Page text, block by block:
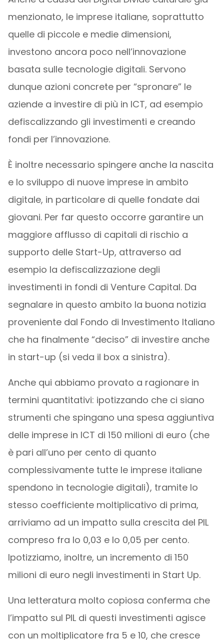
menzionato, le imprese italiane, soprattutto
quelle di piccole e medie dimensioni,
investono ancora poco nell’innovazione
basata sulle tecnologie digitali. Servono
dunque azioni concrete per “spronare” le
aziende a investire di più in ICT, ad esempio
defiscalizzando gli investimenti e creando
fondi per l’innovazione.
È inoltre necessario spingere anche la nascita
e lo sviluppo di nuove imprese in ambito
digitale, in particolare di quelle fondate dai
giovani. Per far questo occorre garantire un
maggiore afflusso di capitali di rischio a
supporto delle Start-Up, attraverso ad
esempio la defiscalizzazione degli
investimenti in fondi di Venture Capital. Da
segnalare in questo ambito la buona notizia
proveniente dal Fondo di Investimento Italiano
che ha finalmente “deciso” di investire anche
in start-up (si veda il box a sinistra).
Anche qui abbiamo provato a ragionare in
termini quantitativi: ipotizzando che ci siano
strumenti che spingano una spesa aggiuntiva
delle imprese in ICT di 150 milioni di euro (che
è pari all’uno per cento di quanto
complessivamente tutte le imprese italiane
spendono in tecnologie digitali), tramite lo
stesso coefficiente moltiplicativo di prima,
arriviamo ad un impatto sulla crescita del PIL
compreso fra lo 0,03 e lo 0,05 per cento.
Ipotizziamo, inoltre, un incremento di 150
milioni di euro negli investimenti in Start Up.
Una letteratura molto copiosa conferma che
l’impatto sul PIL di questi investimenti agisce
con un moltiplicatore fra 5 e 10, che cresce